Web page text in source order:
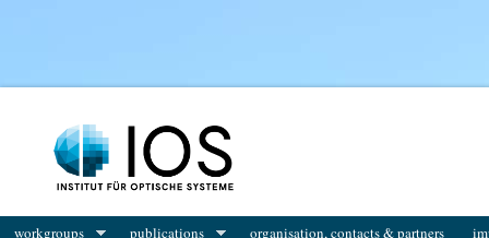
workgroups publications organisation, contacts & partners